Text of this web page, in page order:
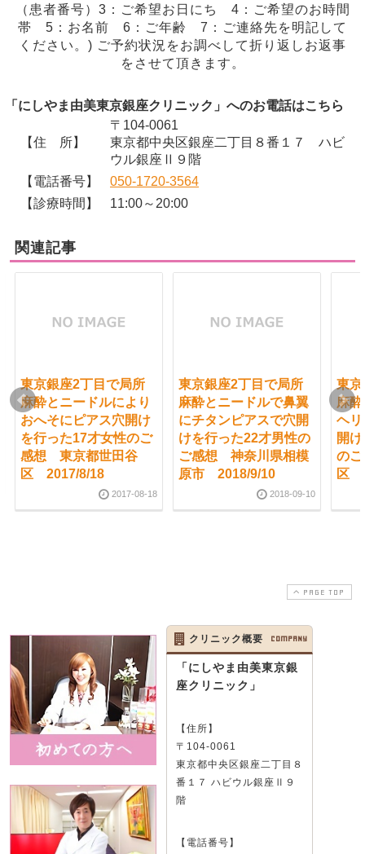
（患者番号）3：ご希望お日にち 4：ご希望のお時間
帯 5：お名前 6：ご年齢 7：ご連絡先を明記して
ください。) ご予約状況をお調べして折り返しお返事
をさせて頂きます。
「にしやま由美東京銀座クリニック」へのお電話はこちら
【住 所】
〒104-0061
東京都中央区銀座二丁目８番１７ ハビ
ウル銀座Ⅱ９階
【電話番号】
050-1720-3564
【診療時間】
11:00～20:00
関連記事
東京銀座2丁目で局所
麻酔とニードルにより
おへそにピアス穴開け
を行った17才女性のご
感想 東京都世田谷
区 2017/8/18
2017-08-18
東京銀座2丁目で局所
麻酔とニードルで鼻翼
にチタンピアスで穴開
けを行った22才男性の
ご感想 神奈川県相模
原市 2018/9/10
2018-09-10
東
麻
ヘ
開
の
区
PAGE TOP
クリニック概要 COMPANY
「にしやま由美東京銀
座クリニック」
【住所】
〒104-0061
東京都中央区銀座二丁目８
番１７ ハビウル銀座Ⅱ９
階
【電話番号】